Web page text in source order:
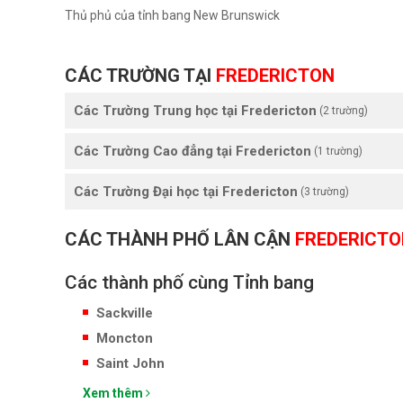
Thủ phủ của tỉnh bang New Brunswick
CÁC TRƯỜNG TẠI FREDERICTON
Các Trường Trung học tại Fredericton (2 trường)
Các Trường Cao đẳng tại Fredericton (1 trường)
Các Trường Đại học tại Fredericton (3 trường)
CÁC THÀNH PHỐ LÂN CẬN
Các thành phố cùng Tỉnh bang
Sackville
Moncton
Saint John
Xem thêm